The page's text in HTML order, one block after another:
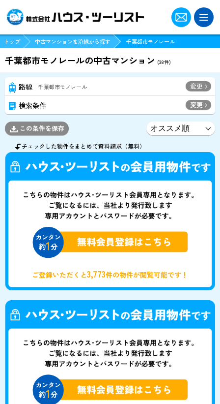
トップ 中古マンションを沿線から探す 千葉都市モノレール
千葉都市モノレールの中古マンション (38件)
路線 千葉都市モノレール 変更
検索条件 変更
この条件を保存
チェックした物件をまとめて資料請求（無料）
ご登録いただくと3,773件の物件が閲覧可能です！